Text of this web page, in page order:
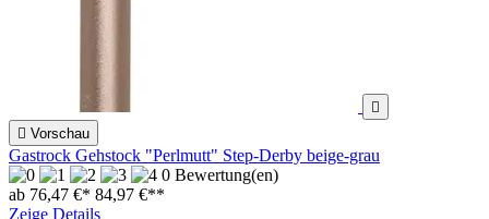

 Vorschau
Gastrock Gehstock "Perlmutt" Step-Derby beige-grau
0 Bewertung(en)
ab 76,47 €* 84,97 €**
Zeige Details